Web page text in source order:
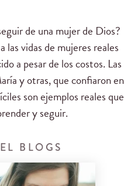
de una mujer de Dios?
a las vidas de mujeres reales
a pesar de loscostos. Las
yotras,que confiaron en
son ejemplos realesque
y seguir.
BLOGS